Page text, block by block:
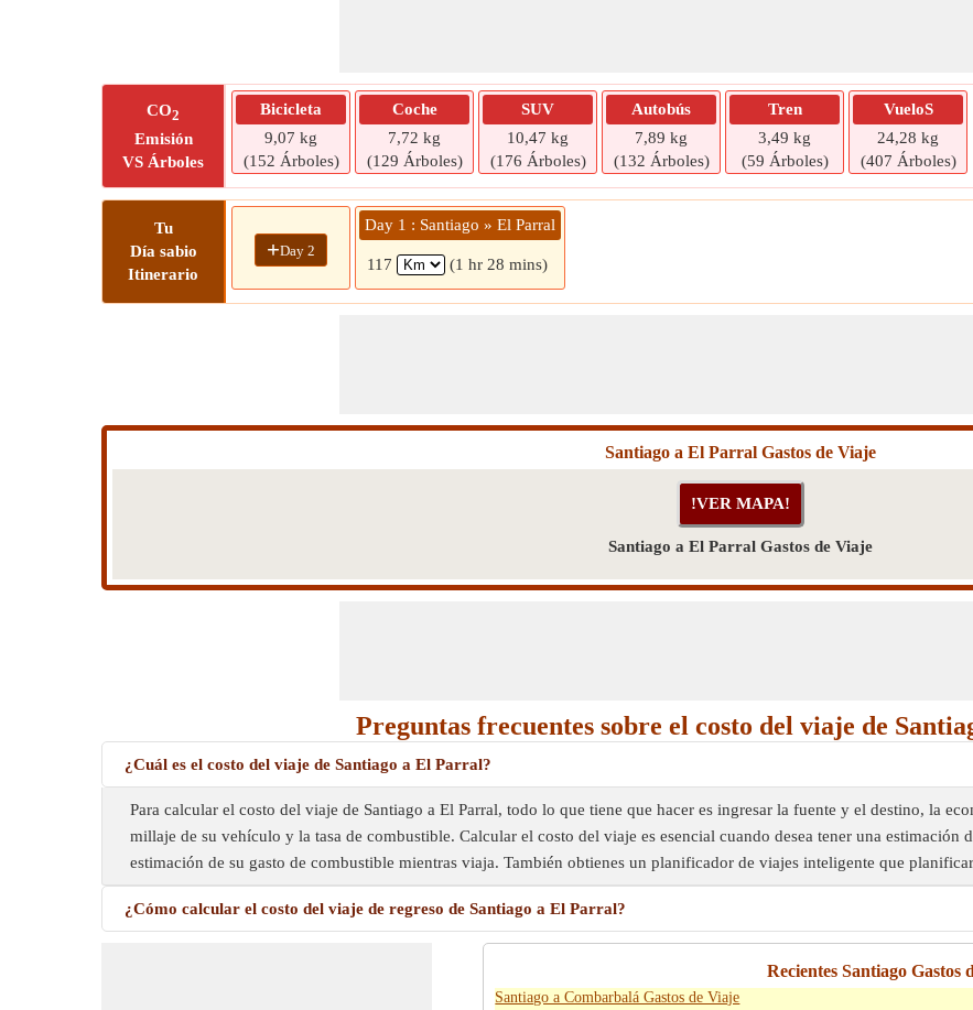
CO2
Emisión
VS Árboles
Bicicleta
9,07 kg
(152 Árboles)
Coche
7,72 kg
(129 Árboles)
SUV
10,47 kg
(176 Árboles)
Autobús
7,89 kg
(132 Árboles)
Tren
3,49 kg
(59 Árboles)
VueloS
24,28 kg
(407 Árboles)
Tu
Día sabio
Itinerario
+Day 2
Day 1 : Santiago » El Parral
117 (1 hr 28 mins)
Santiago a El Parral Gastos de Viaje
Santiago a El Parral Gastos de Viaje
Preguntas frecuentes sobre el costo del viaje de
¿Cuál es el costo del viaje de Santiago a El Parral?
Para calcular el costo del viaje de Santiago a El Parral, todo lo que tiene que hacer es ingresar la fuente y el destino, la
millaje de su vehículo y la tasa de combustible. Calcular el costo del viaje es esencial cuando desea tener una estimación
estimación de su gasto de combustible mientras viaja. También obtienes un planificador de viajes inteligente que
¿Cómo calcular el costo del viaje de regreso de Santiago a El Parral?
Recientes Santiago Gastos
Santiago a Combarbalá Gastos de Viaje